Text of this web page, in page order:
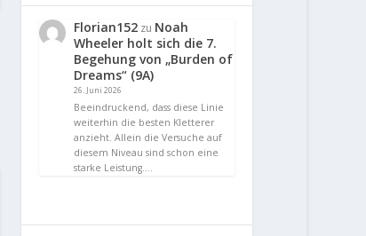
Florian152 zu Noah
Wheeler holt sich die 7.
Begehung von „Burden of
Dreams“ (9A)
26. Juni 2026
Beeindruckend, dass diese Linie
weiterhin die besten Kletterer
anzieht. Allein die Versuche auf
diesem Niveau sind schon eine
starke Leistung.…